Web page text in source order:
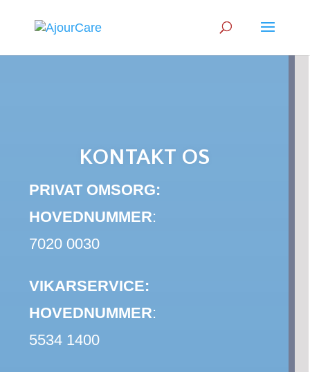
KONTAKT OS
PRIVAT OMSORG:
HOVEDNUMMER:
7020 0030
VIKARSERVICE:
HOVEDNUMMER:
5534 1400